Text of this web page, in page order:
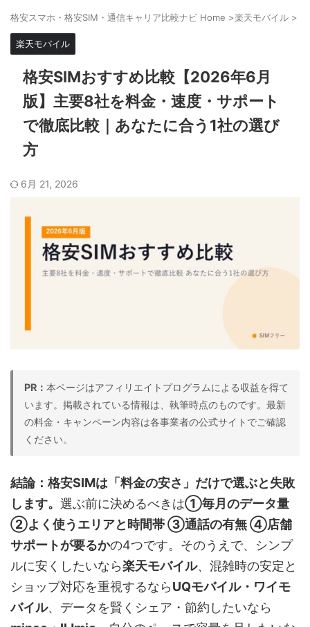
格安スマホ・格安SIM・通信キャリア比較ナビ Home >楽天モバイル >
楽天モバイル
格安SIMおすすめ比較【2026年6月
版】主要8社を料金・速度・サポート
で徹底比較｜あなたに合う1社の選び
方
6月 21, 2026
PR： 本ページはアフィリエイトプログラムによる収益を得て
います。掲載されている情報は、執筆時点のものです。最新
の料金・キャンペーン内容は各事業者の公式サイトでご確認
ください。
結論：格安SIMは「料金の安さ」だけで選ぶと失敗
します。 選ぶ前に決めるべきは①毎月のデータ量
②よく使うエリアと時間帯 ③通話の有無 ④店舗
サポートが要るかの4つです。そのうえで、シンプ
ルに安くしたいなら楽天モバイル、混雑時の安定と
ショップ対応を重視するならUQモバイル・ワイモ
バイル、データを賢くシェア・節約したいなら